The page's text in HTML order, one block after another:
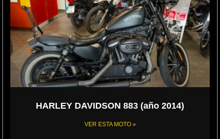
HARLEY DAVIDSON 883 (año 2014)
VER ESTA MOTO »